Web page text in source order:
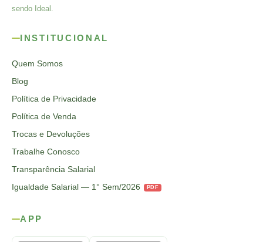
sendo Ideal.
INSTITUCIONAL
Quem Somos
Blog
Política de Privacidade
Política de Venda
Trocas e Devoluções
Trabalhe Conosco
Transparência Salarial
Igualdade Salarial — 1° Sem/2026
PDF
APP